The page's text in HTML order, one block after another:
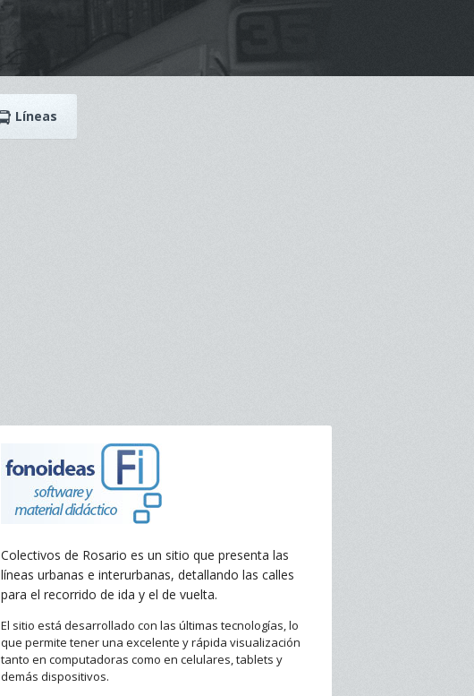
Líneas
Colectivos de Rosario es un sitio que presenta las
líneas urbanas e interurbanas, detallando las calles
para el recorrido de ida y el de vuelta.
El sitio está desarrollado con las últimas tecnologías, lo
que permite tener una excelente y rápida visualización
tanto en computadoras como en celulares, tablets y
demás dispositivos.